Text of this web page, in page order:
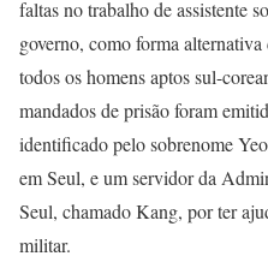
faltas no trabalho de assistente
governo, como forma
todos os homens aptos sul-
mandados de prisão foram
identificado pelo sobrenome
em Seul, e um servidor da
Seul, chamado Kang, por ter
militar.